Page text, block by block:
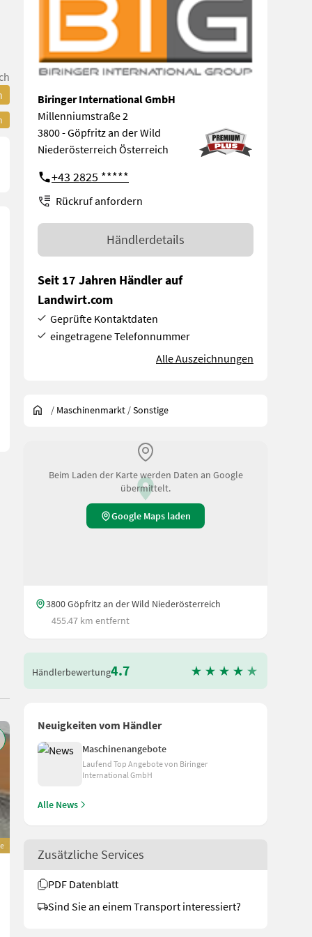
Schläuche
Biringer International GmbH
Millenniumstraße 2
3800 - Göpfritz an der Wild
Niederösterreich Österreich
+43 2825 *****
Rückruf anfordern
Händlerdetails
Seit 17 Jahren Händler auf
Landwirt.com
Geprüfte Kontaktdaten
eingetragene Telefonnummer
Alle Auszeichnungen
/ Maschinenmarkt /Sonstige
Beim Laden der Karte werden Daten an Google
übermittelt.
Google Maps laden
3800 Göpfritz an der Wild Niederösterreich
455.47 km entfernt
Händlerbewertung4.7
Neuigkeiten vom Händler
Maschinenangebote
Laufend Top Angebote von Biringer
International GmbH
Alle News
Zusätzliche Services
PDF Datenblatt
Sind Sie an einem Transport interessiert?
Sonstige Bobcat 90 cm Adapter mit Euro Aufnahme
1.020 €
inkl. 20 % MwSt.